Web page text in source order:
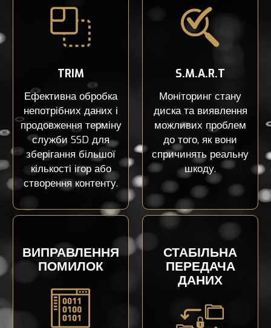
TRIM
Ефективна обробка
непотрібних даних і
продовження терміну
служби SSD для
зберігання більшої
кількості ігор або
створення контенту.
S.M.A.R.T
Моніторинг стану
диска та виявлення
можливих проблем
до того, як вони
спричинять реальну
шкоду.
ВИПРАВЛЕННЯ
ПОМИЛОК
СТАБІЛЬНА
ПЕРЕДАЧА
ДАНИХ